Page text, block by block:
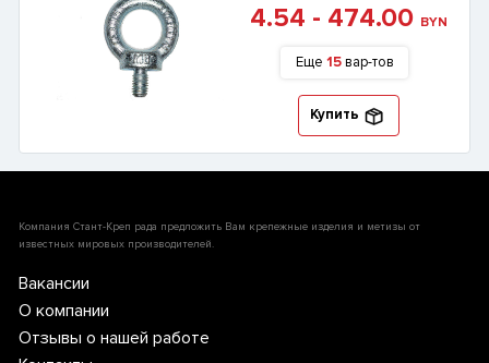
4.54 - 474.00 BYN
Еще 15 вар-тов
Купить
Компания Стант-Креп рада предложить Вам крепежные изделия и метизы от
известных мировых производителей.
Вакансии
О компании
Отзывы о нашей работе